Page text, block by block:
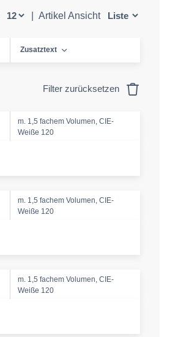
Artikel Ansicht
Zusatztext
Filter zurücksetzen
m. 1,5 fachem Volumen, CIE-
Weiße 120
m. 1,5 fachem Volumen, CIE-
Weiße 120
m. 1,5 fachem Volumen, CIE-
Weiße 120